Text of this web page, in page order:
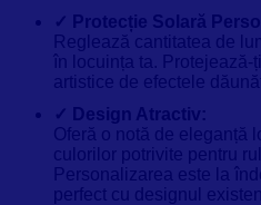
✓ Protecție Solară
Reglează cantitatea de
în locuința ta.
artistice de efectele
✓ Design Atractiv:
Oferă o notă de eleganță
culorilor potrivite pentru
Personalizarea este la
perfect cu designul